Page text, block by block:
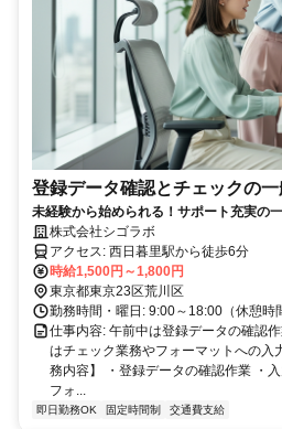
登録データ確認とチェックの
未経験から始められる！サポート充実の
株式会社シゴラボ
アクセス: 西日暮里駅から徒歩6分
時給1,500円～1,800円
東京都東京23区荒川区
勤務時間・曜日: 9:00～18:00（休憩
仕事内容: 午前中は登録データの確認
はチェック業務やフォーマットへの入
務内容】 ・登録データの確認作業 ・
フォ...
即日勤務OK 固定時間制 交通費支給